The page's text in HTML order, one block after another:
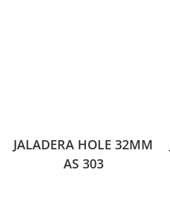
JALADERA HOLE 32MM
AS 303